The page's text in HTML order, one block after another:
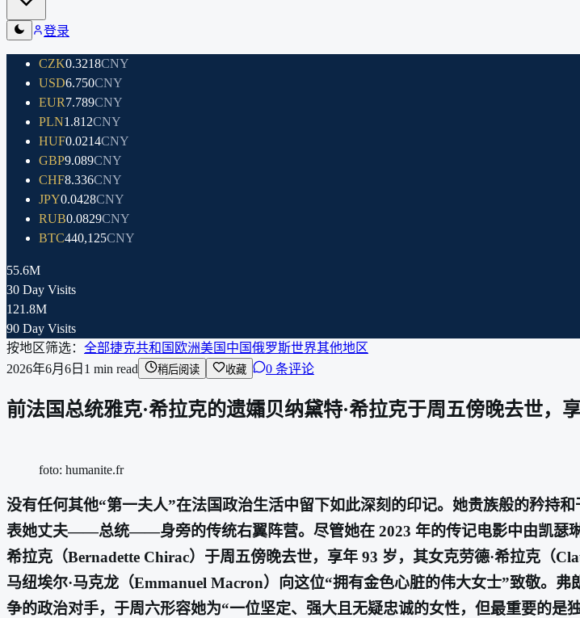
登录
CZK0.3218CNY
USD6.750CNY
EUR7.789CNY
PLN1.812CNY
HUF0.0214CNY
GBP9.089CNY
CHF8.336CNY
JPY0.0428CNY
RUB0.0829CNY
BTC440,125CNY
55.6M
30 Day Visits
121.8M
90 Day Visits
按地区筛选： 全部捷克共和国 欧洲美国 中国俄罗斯世界其他地区
2026年6月6日 1 min read 稍后阅读 收藏 0 条评论
前法国总统雅克·希拉克的遗孀贝纳黛特·希拉克于周五傍晚去世，
foto: humanite.fr
没有任何其他“第一夫人”在法国政治生活中留下如此深刻的印记。她贵族般的矜持
表她丈夫——总统——身旁的传统右翼阵营。尽管她在 2023 年的传记电影中由凯瑟琳
希拉克（Bernadette Chirac）于周五傍晚去世，享年 93 岁，其女克劳德·希拉克（
马纽埃尔·马克龙（Emmanuel Macron）向这位“拥有金色心脏的伟大女士”致敬。
争的政治对手，于周六形容她为“一位坚定、强大且无疑忠诚的女性，但最重要的是独